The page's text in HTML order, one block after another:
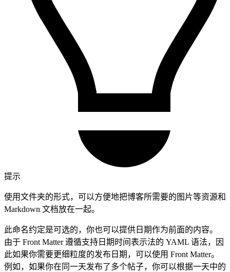
提示
使用文件夹的形式，可以方便地把博客所需要的图片等资源和
Markdown 文档放在一起。
此命名约定是可选的，你也可以提供日期作为前面的内容。
由于 Front Matter 遵循支持日期时间表示法的 YAML 语法，因
此如果你需要更细粒度的发布日期，可以使用 Front Matter。
例如，如果你在同一天发布了多个帖子，你可以根据一天中的